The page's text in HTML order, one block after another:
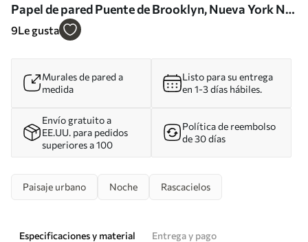
Papel de pared Puente de Brooklyn, Nueva York Nr.
u57210
9Le gusta
Murales de pared a
medida
Listo para su entrega
en 1-3 días hábiles.
Envío gratuito a
EE.UU. para pedidos
superiores a 100
Política de reembolso
de 30 días
Paisaje urbano Noche Rascacielos
Especificaciones y material
Entrega y pago